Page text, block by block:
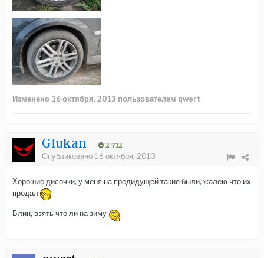
Изменено 16 октября, 2013 пользователем qwert
Glukan 2 712
Опубликовано 16 октября, 2013
Хорошие дисочки, у меня на предидущей такие были, жалею что их
продал
Блин, взять что ли на зиму